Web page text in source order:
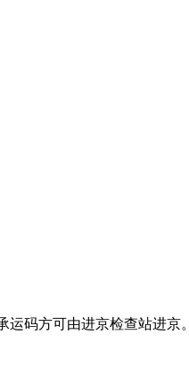
码方可由进京检查站进京。